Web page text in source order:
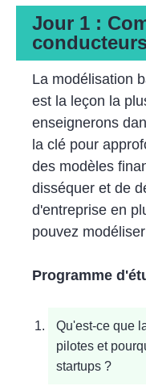
Jour 1 :
La modélisation
est la leçon la
enseignerons
la clé pour
des modèles
disséquer et de
d'entreprise en
pouvez
Programme
Qu'est-ce que
pilotes et
startups ?